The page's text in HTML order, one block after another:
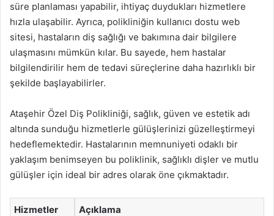
süre planlaması yapabilir, ihtiyaç duydukları hizmetlere
hızla ulaşabilir. Ayrıca, polikliniğin kullanıcı dostu web
sitesi, hastaların diş sağlığı ve bakımına dair bilgilere
ulaşmasını mümkün kılar. Bu sayede, hem hastalar
bilgilendirilir hem de tedavi süreçlerine daha hazırlıklı bir
şekilde başlayabilirler.
Ataşehir Özel Diş Polikliniği, sağlık, güven ve estetik adı
altında sunduğu hizmetlerle gülüşlerinizi güzelleştirmeyi
hedeflemektedir. Hastalarının memnuniyeti odaklı bir
yaklaşım benimseyen bu poliklinik, sağlıklı dişler ve mutlu
gülüşler için ideal bir adres olarak öne çıkmaktadır.
Hizmetler Açıklama